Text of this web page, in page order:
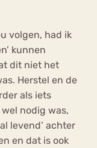
volgen, had ik
kunnen
dit niet het
Herstel en de
als iets
nodig was,
levend’ achter
en dat is ook